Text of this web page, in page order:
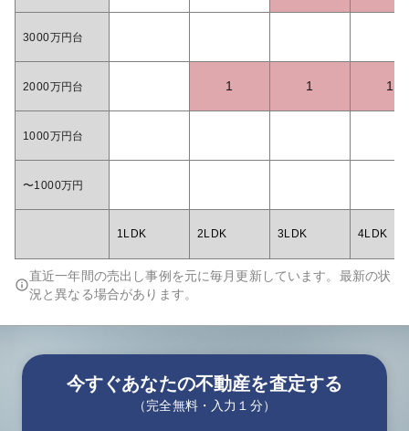
3000万円台
2000万円台 1 1 1
1000万円台
〜1000万円
1LDK 2LDK 3LDK 4LDK
直近一年間の売出し事例を元に毎月更新しています。最新の状
況と異なる場合があります。
今すぐあなたの不動産を査定する
（完全無料・入力１分）